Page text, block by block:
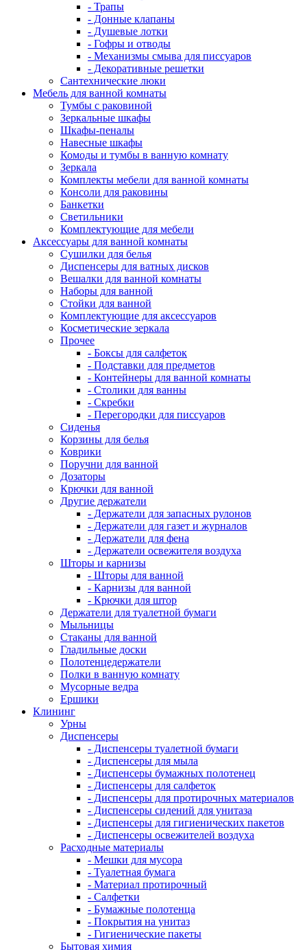
- Трапы
- Донные клапаны
- Душевые лотки
- Гофры и отводы
- Механизмы смыва для писсуаров
- Декоративные решетки
Сантехнические люки
Мебель для ванной комнаты
Тумбы с раковиной
Зеркальные шкафы
Шкафы-пеналы
Навесные шкафы
Комоды и тумбы в ванную комнату
Зеркала
Комплекты мебели для ванной комнаты
Консоли для раковины
Банкетки
Светильники
Комплектующие для мебели
Аксессуары для ванной комнаты
Сушилки для белья
Диспенсеры для ватных дисков
Вешалки для ванной комнаты
Наборы для ванной
Стойки для ванной
Комплектующие для аксессуаров
Косметические зеркала
Прочее
- Боксы для салфеток
- Подставки для предметов
- Контейнеры для ванной комнаты
- Столики для ванны
- Скребки
- Перегородки для писсуаров
Сиденья
Корзины для белья
Коврики
Поручни для ванной
Дозаторы
Крючки для ванной
Другие держатели
- Держатели для запасных рулонов
- Держатели для газет и журналов
- Держатели для фена
- Держатели освежителя воздуха
Шторы и карнизы
- Шторы для ванной
- Карнизы для ванной
- Крючки для штор
Держатели для туалетной бумаги
Мыльницы
Стаканы для ванной
Гладильные доски
Полотенцедержатели
Полки в ванную комнату
Мусорные ведра
Ершики
Клининг
Урны
Диспенсеры
- Диспенсеры туалетной бумаги
- Диспенсеры для мыла
- Диспенсеры бумажных полотенец
- Диспенсеры для салфеток
- Диспенсеры для протирочных материалов
- Диспенсеры сидений для унитаза
- Диспенсеры для гигиенических пакетов
- Диспенсеры освежителей воздуха
Расходные материалы
- Мешки для мусора
- Туалетная бумага
- Материал протирочный
- Салфетки
- Бумажные полотенца
- Покрытия на унитаз
- Гигиенические пакеты
Бытовая химия